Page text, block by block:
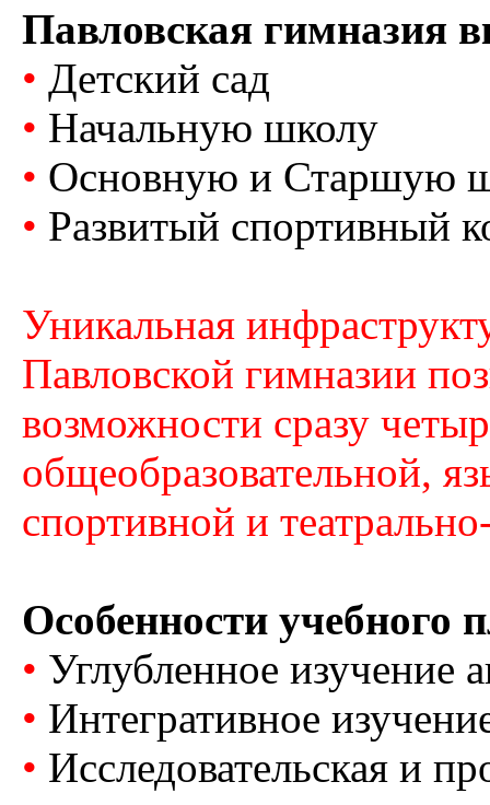
Павловская гимназия
• Детский сад
• Начальную школу
• Основную и Старшую
• Развитый спортивный
Уникальная
Павловской гимназии
возможности сразу
общеобразовательной,
спортивной и
Особенности учебного
• Углубленное изучение
• Интегративное
• Исследовательская и